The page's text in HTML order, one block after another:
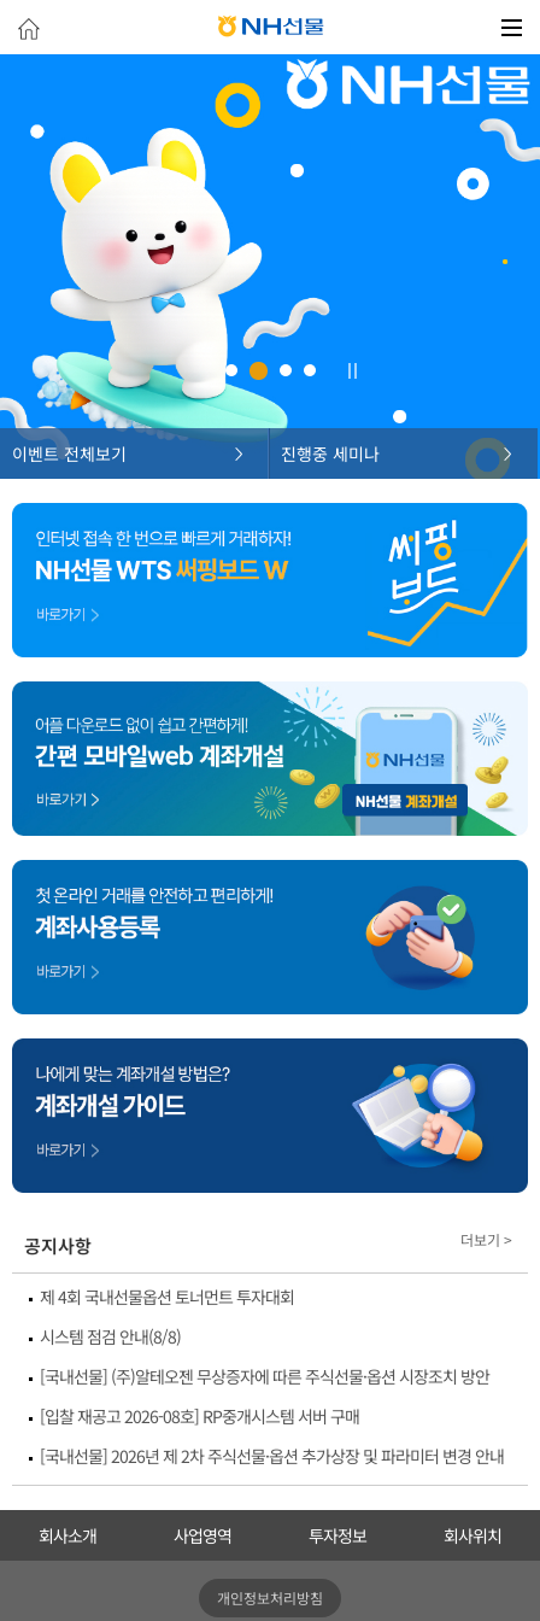
이벤트 전체보기 진행중 세미나
공지사항 더보기 >
제 4회 국내선물옵션 토너먼트 투자대회
시스템 점검 안내(8/8)
[국내선물] (주)알테오젠 무상증자에 따른 주식선물·옵션 시장조치 방안
[입찰 재공고 2026-08호] RP중개시스템 서버 구매
[국내선물] 2026년 제 2차 주식선물·옵션 추가상장 및 파라미터 변경 안내
회사소개 사업영역 투자정보 회사위치
개인정보처리방침